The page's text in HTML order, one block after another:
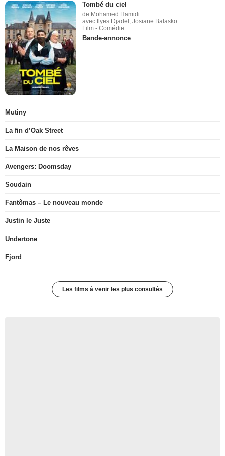
Tombé du ciel
de Mohamed Hamidi
avec Ilyes Djadel, Josiane Balasko
Film - Comédie
Bande-annonce
Mutiny
La fin d’Oak Street
La Maison de nos rêves
Avengers: Doomsday
Soudain
Fantômas – Le nouveau monde
Justin le Juste
Undertone
Fjord
Les films à venir les plus consultés